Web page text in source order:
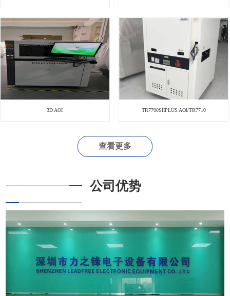
3D AOI TR7700SIIPLUS AOI/TR7710
查看更多
公司优势